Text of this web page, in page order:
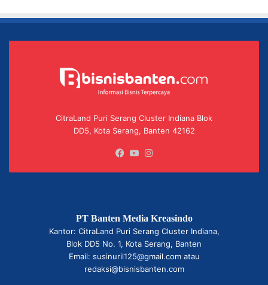
CitraLand Puri Serang Cluster Indiana Blok
DD5, Kota Serang, Banten 42162
Facebook
YouTube
PT Banten Media Kreasindo
Kantor: CitraLand Puri Serang Cluster Indiana,
Blok DD5 No. 1, Kota Serang, Banten
Email: susinuril125@gmail.com atau
redaksi@bisnisbanten.com